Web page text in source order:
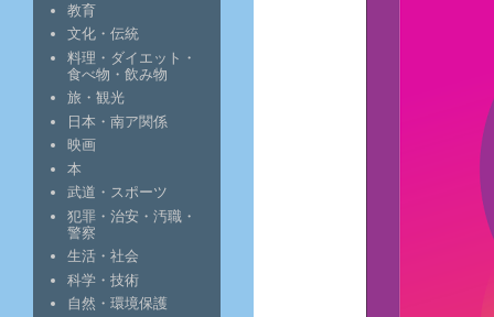
教育
文化・伝統
料理・ダイエット・
食べ物・飲み物
旅・観光
日本・南ア関係
映画
本
武道・スポーツ
犯罪・治安・汚職・
警察
生活・社会
科学・技術
自然・環境保護